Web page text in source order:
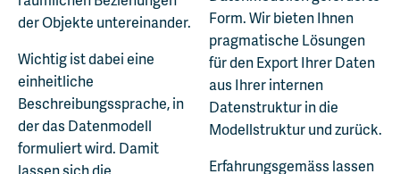
der Objekte untereinander.
Wichtig ist dabei eine
einheitliche
Beschreibungssprache, in
der das Datenmodell
formuliert wird. Damit
Form. Wir bieten Ihnen
pragmatische Lösungen
für den Export Ihrer Daten
aus Ihrer internen
Datenstruktur in die
Modellstruktur und zurück.
Erfahrungsgemäss lassen